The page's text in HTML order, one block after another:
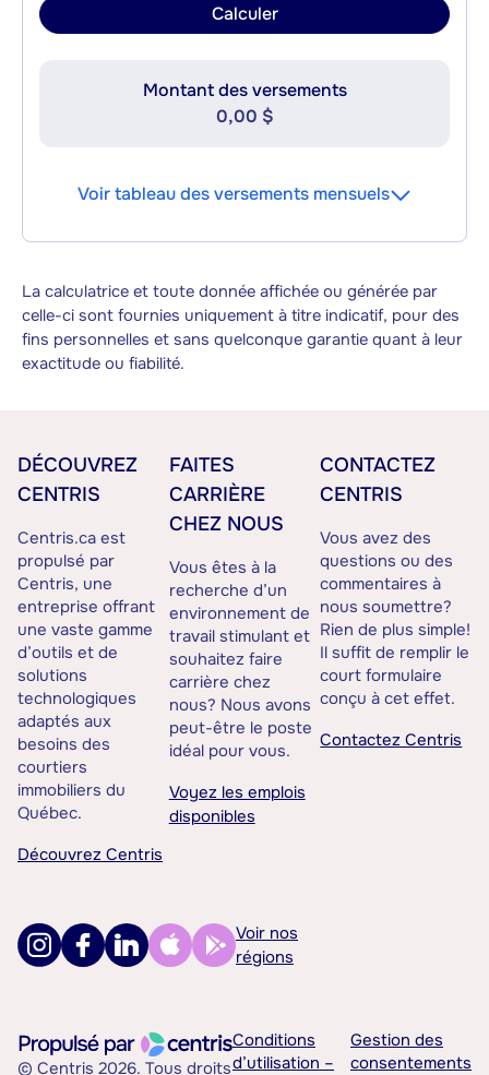
Calculer
Montant des versements
0,00 $
Voir tableau des versements mensuels
La calculatrice et toute donnée affichée ou générée par
celle-ci sont fournies uniquement à titre indicatif, pour des
fins personnelles et sans quelconque garantie quant à leur
exactitude ou fiabilité.
DÉCOUVREZ
CENTRIS
Centris.ca est
propulsé par
Centris, une
entreprise offrant
une vaste gamme
d’outils et de
solutions
technologiques
adaptés aux
besoins des
courtiers
immobiliers du
Québec.
Découvrez Centris
FAITES
CARRIÈRE
CHEZ NOUS
Vous êtes à la
recherche d’un
environnement de
travail stimulant et
souhaitez faire
carrière chez
nous? Nous avons
peut-être le poste
idéal pour vous.
Voyez les emplois
disponibles
CONTACTEZ
CENTRIS
Vous avez des
questions ou des
commentaires à
nous soumettre?
Rien de plus simple!
Il suffit de remplir le
court formulaire
conçu à cet effet.
Contactez Centris
Voir nos
régions
© Centris 2026. Tous droits
Conditions
d’utilisation –
Gestion des
consentements